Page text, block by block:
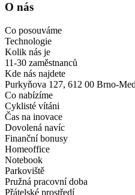
O nás
Co posouváme
Technologie
Kolik nás je
11-30 zaměstnanců
Kde nás najdete
Purkyňova 127, 612 00 Brno-
Co nabízíme
Cyklisté vítáni
Čas na inovace
Dovolená navíc
Finanční bonusy
Homeoffice
Notebook
Parkoviště
Pružná pracovní doba
Přátelské prostředí